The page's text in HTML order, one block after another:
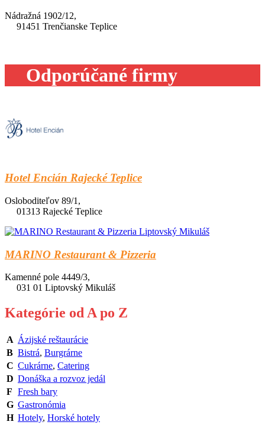
Nádražná 1902/12,
91451 Trenčianske Teplice
Odporúčané firmy
Hotel Encián Rajecké Teplice
Osloboditeľov 89/1,
01313 Rajecké Teplice
MARINO Restaurant & Pizzeria
Kamenné pole 4449/3,
031 01 Liptovský Mikuláš
Kategórie od A po Z
A Ázijské reštaurácie
B Bistrá, Burgrárne
C Cukrárne, Catering
D Donáška a rozvoz jedál
F Fresh bary
G Gastronómia
H Hotely, Horské hotely